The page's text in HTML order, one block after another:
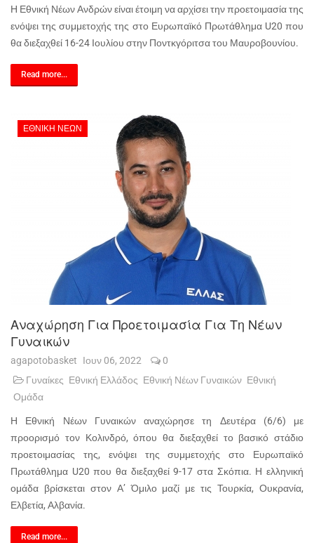
Η Εθνική Νέων Ανδρών είναι έτοιμη να αρχίσει την προετοιμασία της
ενόψει της συμμετοχής της στο Ευρωπαϊκό Πρωτάθλημα U20 που
θα διεξαχθεί 16-24 Ιουλίου στην Ποντκγόριτσα του Μαυροβουνίου.
Read more...
ΕΘΝΙΚΉ ΝΈΩΝ
Αναχώρηση Για Προετοιμασία Για Τη Νέων
Γυναικών
agapotobasket Ιουν 06, 2022
0
Γυναίκες Εθνική Ελλάδος Εθνική Νέων Γυναικών Εθνική
Ομάδα
Η Εθνική Νέων Γυναικών αναχώρησε τη Δευτέρα (6/6) με
προορισμό τον Κολινδρό, όπου θα διεξαχθεί το βασικό στάδιο
προετοιμασίας της, ενόψει της συμμετοχής στο Ευρωπαϊκό
Πρωτάθλημα U20 που θα διεξαχθεί 9-17 στα Σκόπια. Η ελληνική
ομάδα βρίσκεται στον Α’ Όμιλο μαζί με τις Τουρκία, Ουκρανία,
Ελβετία, Αλβανία.
Read more...